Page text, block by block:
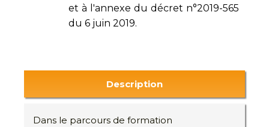
et à l'annexe du décret n°2019-565
du 6 juin 2019.
Description
Dans le parcours de formation